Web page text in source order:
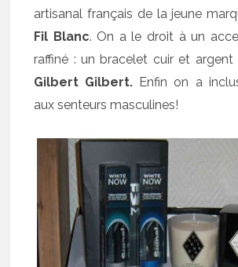
artisanal français de la jeune
Fil Blanc. On a le droit à un
raffiné : un bracelet cuir et
Gilbert Gilbert. Enfin on a
aux senteurs masculines!